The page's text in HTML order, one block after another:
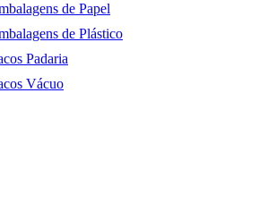
de Papel
de Plástico
Padaria
Vácuo